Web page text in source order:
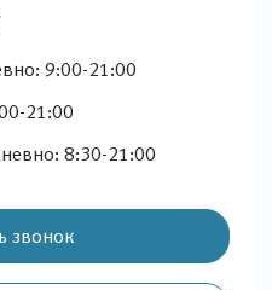
9:00-21:00
21:00
8:30-21:00
звонок